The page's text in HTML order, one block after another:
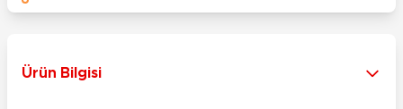
Ürün Bilgisi